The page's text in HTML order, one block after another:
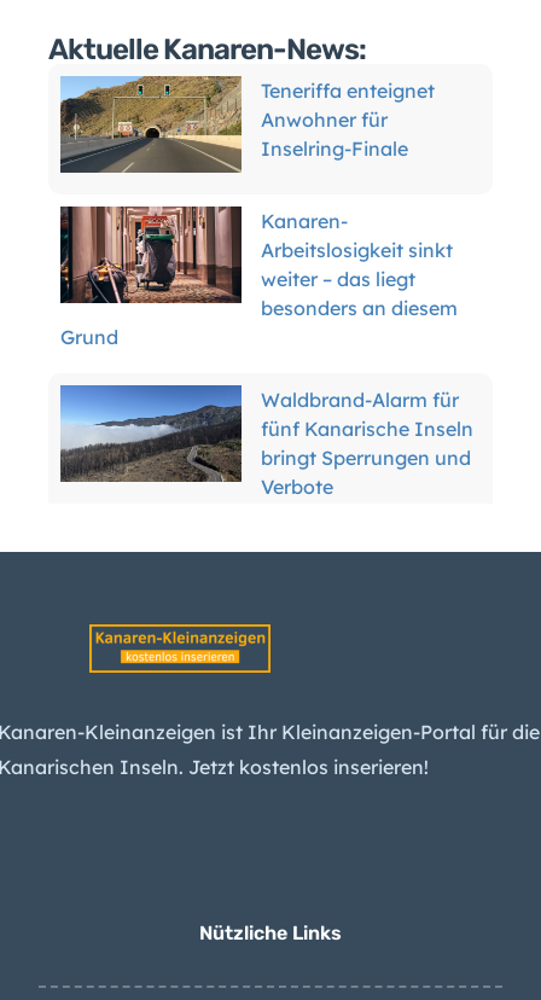
Aktuelle Kanaren-News:
Teneriffa enteignet
Anwohner für
Inselring-Finale
Kanaren-
Arbeitslosigkeit sinkt
weiter – das liegt
besonders an diesem
Grund
Waldbrand-Alarm für
fünf Kanarische Inseln
bringt Sperrungen und
Verbote
Teneriffa: Forscher
und einen Ausbruch
unerbittlich: Kanaren
jetzt viertteuerste
Kleinanzeigen ist Ihr Kleinanzeigen-Portal für die